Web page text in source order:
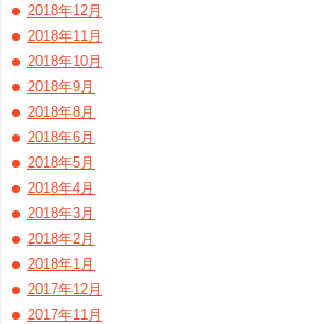
2018年12月
2018年11月
2018年10月
2018年9月
2018年8月
2018年6月
2018年5月
2018年4月
2018年3月
2018年2月
2018年1月
2017年12月
2017年11月